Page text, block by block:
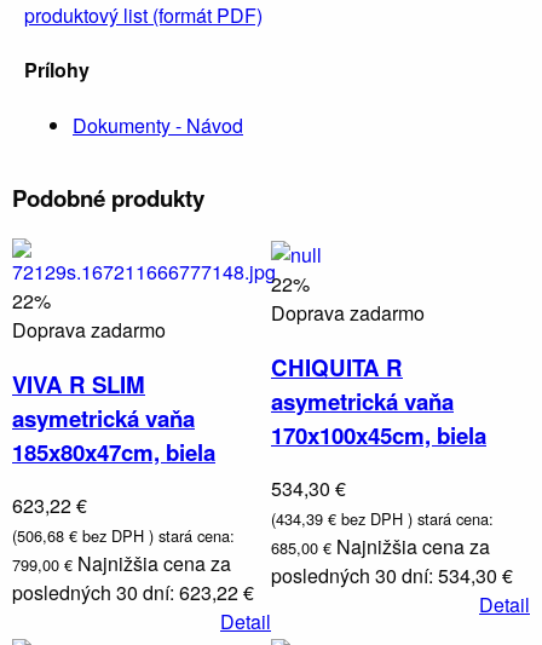
produktový list (formát PDF)
Prílohy
Dokumenty - Návod
Podobné produkty
22%
Doprava zadarmo
VIVA R SLIM
asymetrická vaňa
185x80x47cm, biela
623,22 €
(506,68 € bez DPH ) stará cena:
799,00 € Najnižšia cena za
posledných 30 dní: 623,22 €
Detail
22%
Doprava zadarmo
CHIQUITA R
asymetrická vaňa
170x100x45cm, biela
534,30 €
(434,39 € bez DPH ) stará cena:
685,00 € Najnižšia cena za
posledných 30 dní: 534,30 €
Detail